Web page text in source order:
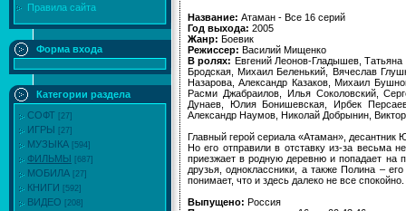
Правила сайта
Форма входа
Категории раздела
СОФТ [27]
ИГРЫ [27]
МУЗЫКА [594]
ФИЛЬМЫ [687]
МОБИЛА [27]
КНИГИ [592]
ВИДЕО [208]
Название: Атаман - Все 16 серий
Год выхода: 2005
Жанр: Боевик
Режиссер: Василий Мищенко
В ролях: Евгений Леонов-Гладышев,
Бродская, Михаил Беленький, Вячеслав
Назарова, Александр Казаков, Михаил
Расми Джабраилов, Илья Соколовский,
Дунаев, Юлия Бонишевская, Ирбек
Александр Наумов, Николай Добрынин,
Главный герой сериала «Атаман», десантник
Но его отправили в отставку из-за весьма
приезжает в родную деревню и попадает на
друзья, одноклассники, а также Полина –
понимает, что и здесь далеко не все спокойно.
Выпущено: Россия